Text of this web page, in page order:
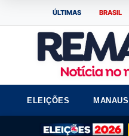
ÚLTIMAS BRASIL
ELEIÇÕES MANAUS